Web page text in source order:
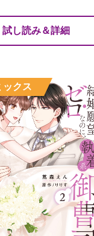
試し読み＆詳細